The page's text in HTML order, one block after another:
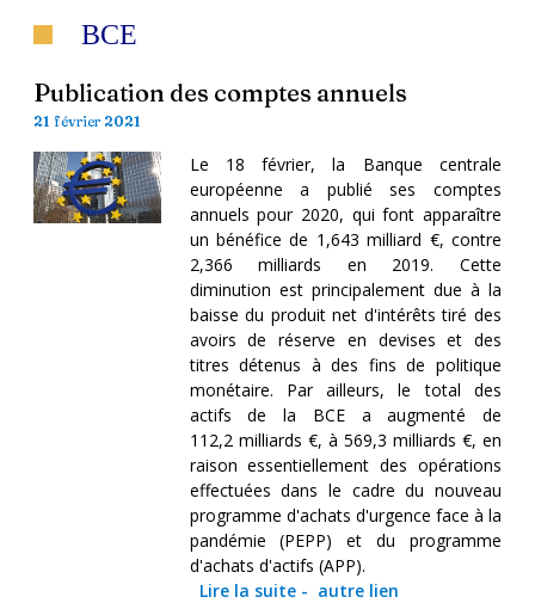
BCE
Publication des comptes annuels
21 février 2021
Le 18 février, la Banque centrale
européenne a publié ses comptes
annuels pour 2020, qui font apparaître
un bénéfice de 1,643 milliard €, contre
2,366 milliards en 2019. Cette
diminution est principalement due à la
baisse du produit net d'intérêts tiré des
avoirs de réserve en devises et des
titres détenus à des fins de politique
monétaire. Par ailleurs, le total des
actifs de la BCE a augmenté de
112,2 milliards €, à 569,3 milliards €, en
raison essentiellement des opérations
effectuées dans le cadre du nouveau
programme d'achats d'urgence face à la
pandémie (PEPP) et du programme
d'achats d'actifs (APP).
Lire la suite- autre lien